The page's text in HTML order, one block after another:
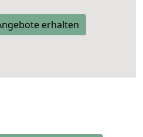
erhalten